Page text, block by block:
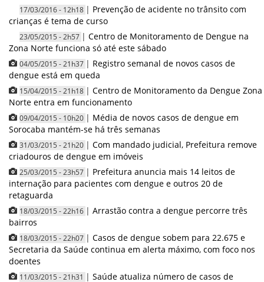
17/03/2016 - 12h18 | Prevenção de acidente no trânsito com
crianças é tema de curso
23/05/2015 - 2h57 | Centro de Monitoramento de Dengue na
Zona Norte funciona só até este sábado
04/05/2015 - 21h37 | Registro semanal de novos casos de
dengue está em queda
15/04/2015 - 21h18 | Centro de Monitoramento da Dengue Zona
Norte entra em funcionamento
09/04/2015 - 10h20 | Média de novos casos de dengue em
Sorocaba mantém-se há três semanas
31/03/2015 - 21h20 | Com mandado judicial, Prefeitura remove
criadouros de dengue em imóveis
25/03/2015 - 23h57 | Prefeitura anuncia mais 14 leitos de
internação para pacientes com dengue e outros 20 de
retaguarda
18/03/2015 - 22h16 | Arrastão contra a dengue percorre três
bairros
18/03/2015 - 22h07 | Casos de dengue sobem para 22.675 e
Secretaria da Saúde continua em alerta máximo, com foco nos
doentes
11/03/2015 - 21h31 | Saúde atualiza número de casos de